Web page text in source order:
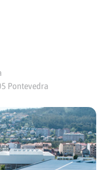
Pontevedra